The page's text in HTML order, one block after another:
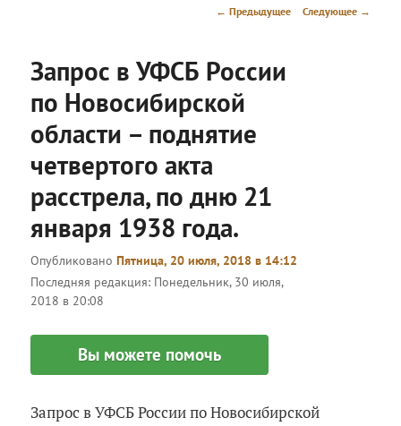
Навигация
← Предыдущее Следующее →
Запрос в УФСБ России
по Новосибирской
области – поднятие
четвертого акта
расстрела, по дню 21
января 1938 года.
ОпубликованоПятница, 20 июля, 2018 в 14:12
Последняя редакция: Понедельник, 30 июля,
2018 в 20:08
Вы можете помочь
Запрос в УФСБ России по Новосибирской